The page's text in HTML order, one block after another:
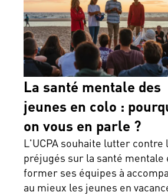
La santé mentale des
jeunes en colo : pourquoi
on vous en parle ?
L'UCPA souhaite lutter contre
préjugés sur la santé mentale
former ses équipes à
au mieux les jeunes en